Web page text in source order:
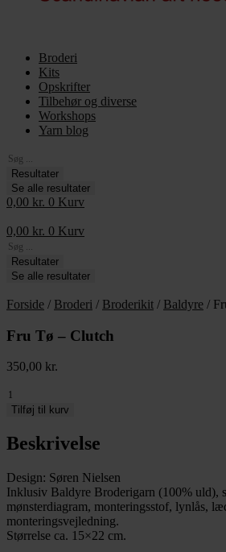
Broderi
Kits
Opskrifter
Tilbehør og diverse
Workshops
Yarn blog
Search
...Resultater
Se alle resultater
0,00 kr. 0 Kurv
0,00 kr. 0 Kurv
Search
...Resultater
Se alle resultater
Forside / Broderi / Broderikit / Baldyre /
Fru Tø – Clutch
350,00 kr.
Fru
Tø
Clutch
antal
Tilføj til kurv
Beskrivelse
Design: Søren Nielsen
Inklusiv Baldyre Broderigarn (100% uld),
mønsterdiagram, monteringsstof, lynlås,
monteringsvejledning.
Størrelse ca. 15×22 cm.